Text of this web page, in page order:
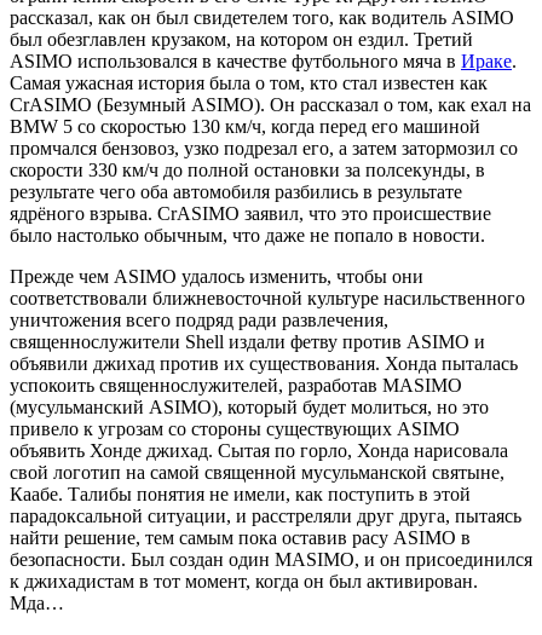
рассказал, как он был свидетелем того, как водитель ASIMO
был обезглавлен крузаком, на котором он ездил. Третий
ASIMO использовался в качестве футбольного мяча в Ираке.
Самая ужасная история была о том, кто стал известен как
CrASIMO (Безумный ASIMO). Он рассказал о том, как ехал на
BMW 5 со скоростью 130 км/ч, когда перед его машиной
промчался бензовоз, узко подрезал его, а затем затормозил со
скорости 330 км/ч до полной остановки за полсекунды, в
результате чего оба автомобиля разбились в результате
ядрёного взрыва. CrASIMO заявил, что это происшествие
было настолько обычным, что даже не попало в новости.
Прежде чем ASIMO удалось изменить, чтобы они
соответствовали ближневосточной культуре насильственного
уничтожения всего подряд ради развлечения,
священнослужители Shell издали фетву против ASIMO и
объявили джихад против их существования. Хонда пыталась
успокоить священнослужителей, разработав MASIMO
(мусульманский ASIMO), который будет молиться, но это
привело к угрозам со стороны существующих ASIMO
объявить Хонде джихад. Сытая по горло, Хонда нарисовала
свой логотип на самой священной мусульманской святыне,
Каабе. Талибы понятия не имели, как поступить в этой
парадоксальной ситуации, и расстреляли друг друга, пытаясь
найти решение, тем самым пока оставив расу ASIMO в
безопасности. Был создан один MASIMO, и он присоединился
к джихадистам в тот момент, когда он был активирован.
Мда…